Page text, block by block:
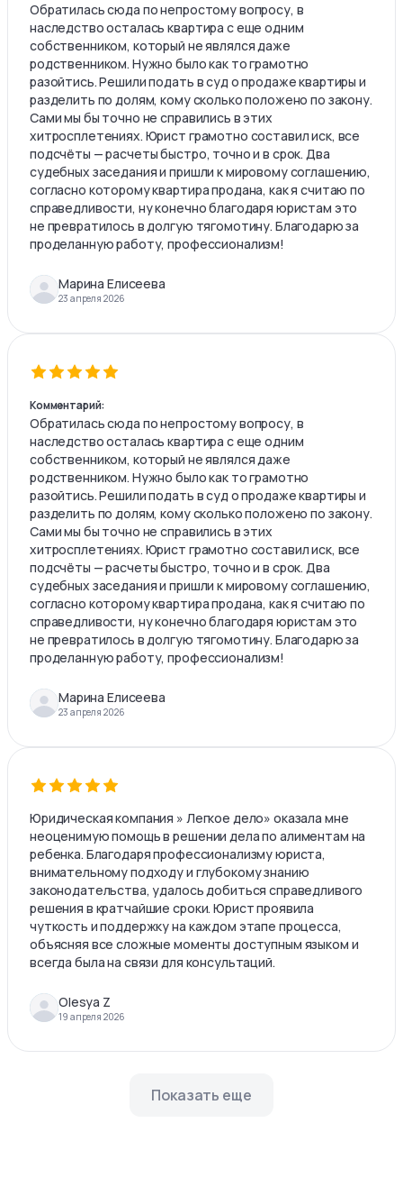
Обратилась сюда по непростому вопросу, в
наследство осталась квартира с еще одним
собственником, который не являлся даже
родственником. Нужно было как то грамотно
разойтись. Решили подать в суд о продаже квартиры и
разделить по долям, кому сколько положено по закону.
Сами мы бы точно не справились в этих
хитросплетениях. Юрист грамотно составил иск, все
подсчёты — расчеты быстро, точно и в срок. Два
судебных заседания и пришли к мировому соглашению,
согласно которому квартира продана, как я считаю по
справедливости, ну конечно благодаря юристам это
не превратилось в долгую тягомотину. Благодарю за
проделанную работу, профессионализм!
Марина Елисеева
23 апреля 2026
Комментарий:
Обратилась сюда по непростому вопросу, в
наследство осталась квартира с еще одним
собственником, который не являлся даже
родственником. Нужно было как то грамотно
разойтись. Решили подать в суд о продаже квартиры и
разделить по долям, кому сколько положено по закону.
Сами мы бы точно не справились в этих
хитросплетениях. Юрист грамотно составил иск, все
подсчёты — расчеты быстро, точно и в срок. Два
судебных заседания и пришли к мировому соглашению,
согласно которому квартира продана, как я считаю по
справедливости, ну конечно благодаря юристам это
не превратилось в долгую тягомотину. Благодарю за
проделанную работу, профессионализм!
Марина Елисеева
23 апреля 2026
Юридическая компания » Легкое дело» оказала мне
неоценимую помощь в решении дела по алиментам на
ребенка. Благодаря профессионализму юриста,
внимательному подходу и глубокому знанию
законодательства, удалось добиться справедливого
решения в кратчайшие сроки. Юрист проявила
чуткость и поддержку на каждом этапе процесса,
объясняя все сложные моменты доступным языком и
всегда была на связи для консультаций.
Olesya Z
19 апреля 2026
Показать еще